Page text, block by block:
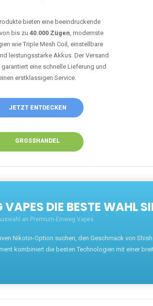
bieten eine beeindruckende
bis zu 40.000 Zügen, modernste
wie Triple Mesh Coil, einstellbare
leistungsstarke Akkus. Der Versand
garantiert eine schnelle Lieferung und
erstklassigen Service.
JETZT ENTDECKEN
GROSSHANDEL
DIE BESTE WAHL
an Premium-Einweg Vapes.
Nikotin-Option suchen, den Geschmack von
kombiniert die besten Technologien mit einer